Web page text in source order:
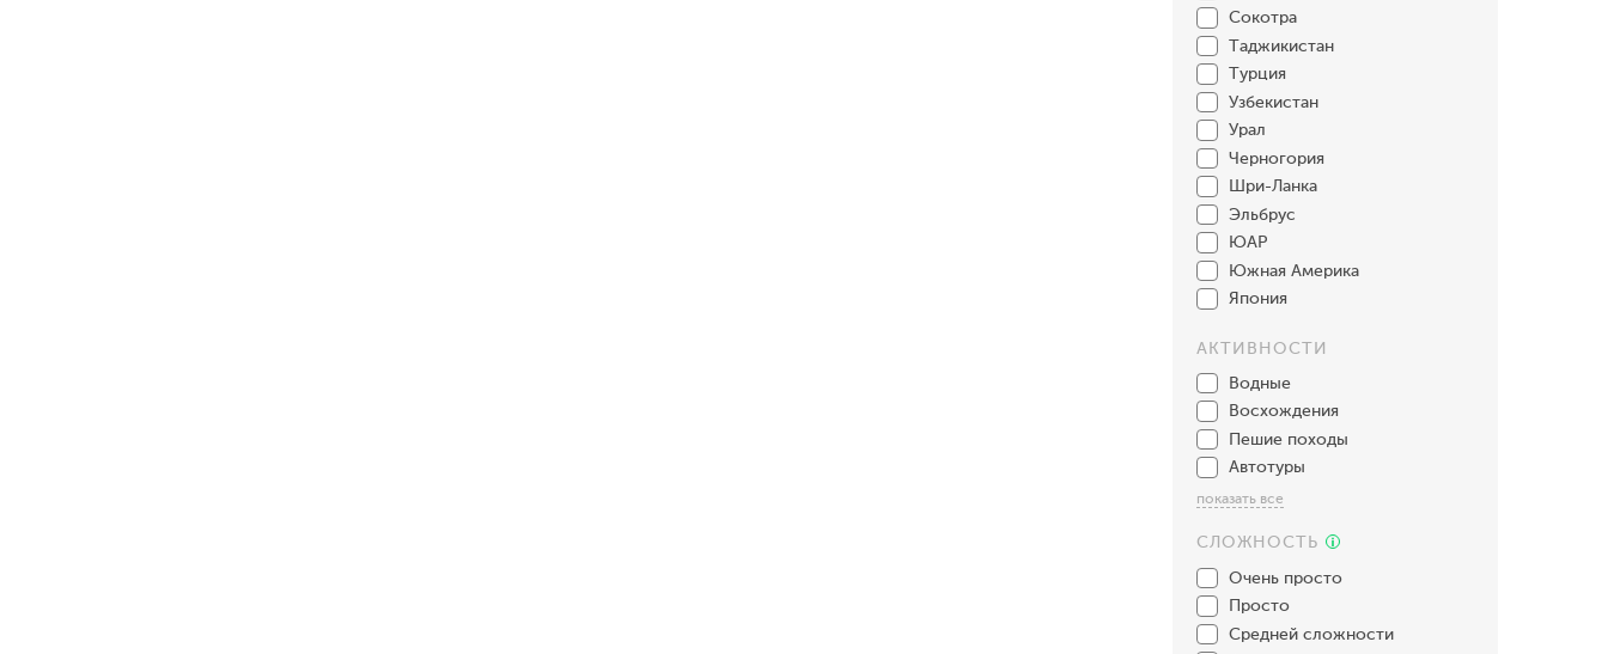
Сокотра
Таджикистан
Турция
Узбекистан
Урал
Черногория
Шри-Ланка
Эльбрус
ЮАР
Южная Америка
Япония
АКТИВНОСТИ
Водные
Восхождения
Пешие походы
Автотуры
показать все
СЛОЖНОСТЬ
Очень просто
Просто
Средней сложности